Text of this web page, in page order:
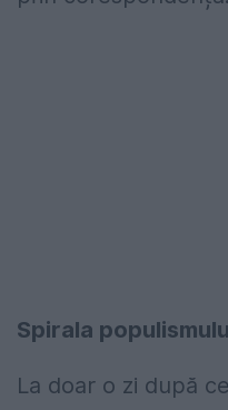
Spirala
La doar o zi după